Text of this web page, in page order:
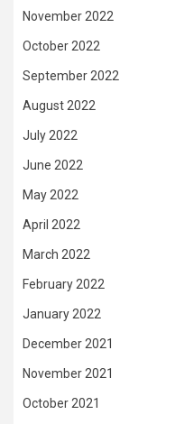
November 2022
October 2022
September 2022
August 2022
July 2022
June 2022
May 2022
April 2022
March 2022
February 2022
January 2022
December 2021
November 2021
October 2021